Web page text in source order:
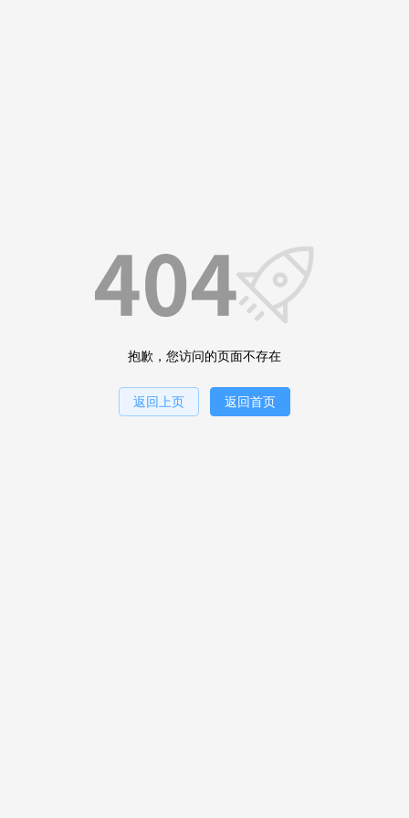
抱歉，您访问的页面不存在
返回上页 返回首页